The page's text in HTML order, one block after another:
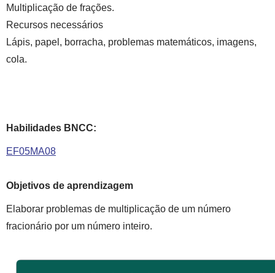
Multiplicação de frações.
Recursos necessários
Lápis, papel, borracha, problemas matemáticos, imagens,
cola.
Habilidades BNCC:
EF05MA08
Objetivos de aprendizagem
Elaborar problemas de multiplicação de um número
fracionário por um número inteiro.